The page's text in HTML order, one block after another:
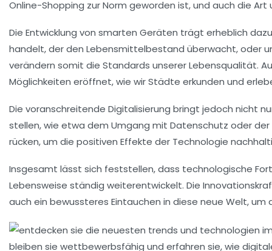
Online-Shopping zur Norm geworden ist, und auch die
Die Entwicklung von smarten Geräten trägt erheblich
handelt, der den Lebensmittelbestand überwacht, oder
verändern somit die Standards unserer Lebensqualität.
Möglichkeiten eröffnet, wie wir Städte erkunden und
Die voranschreitende Digitalisierung bringt jedoch nicht
stellen, wie etwa dem Umgang mit Datenschutz oder der
rücken, um die positiven Effekte der Technologie
Insgesamt lässt sich feststellen, dass technologische
Lebensweise ständig weiterentwickelt. Die
auch ein bewussteres Eintauchen in diese neue Welt,